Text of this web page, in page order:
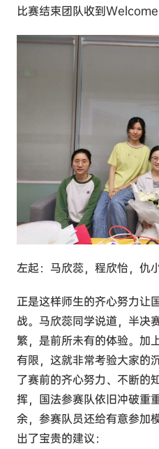
比赛结束团队收到
左起：马欣蕊，程欣怡，仇
正是这样师生的齐心努力让
战。马欣蕊同学说道，半决
繁，是前所未有的体验。加
有限，这就非常考验大家的
了赛前的齐心努力、不断的
挥，国法参赛队依旧冲破重
余，参赛队员还给有意参加
出了宝贵的建议：